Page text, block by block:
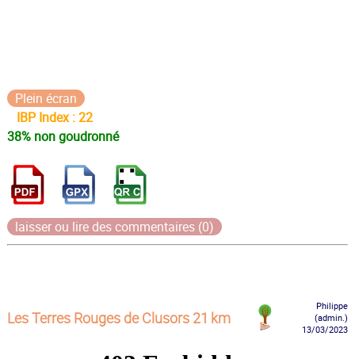
Plein écran
IBP Index : 22
38% non goudronné
laisser ou lire des commentaires (0)
Les Terres Rouges de Clusors 21 km
Philippe
(admin.)
13/03/2023